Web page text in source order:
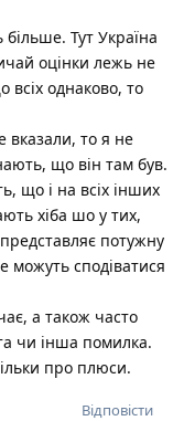
Тут Україна
оцінки лежь не
однаково, то
вказали, то я не
що він там був.
що і на всіх інших
хіба шо у тих,
потужну
можуть сподіватися
а також часто
чи інша помилка.
про плюси.
Відповісти